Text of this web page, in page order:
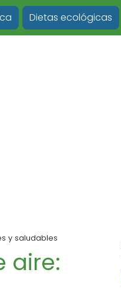
Dietas ecológicas
y saludables
aire: